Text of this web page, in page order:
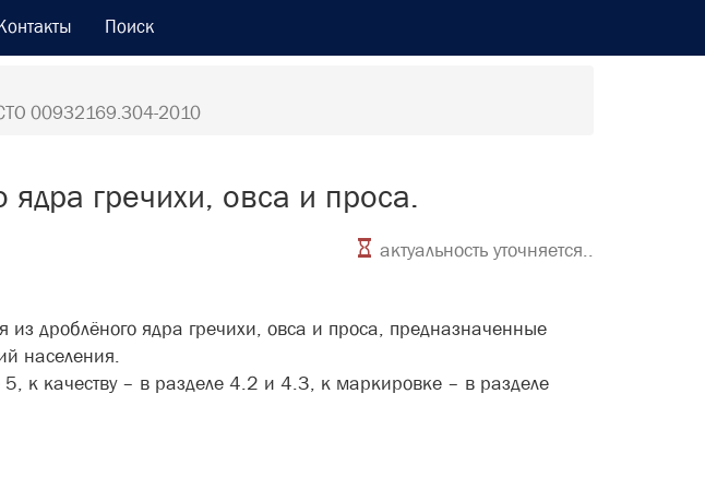
Поиск
CTO 00932169.304-2010
ядра гречихи, овса и проса.
актуальность уточняется..
из дроблёного ядра гречихи, овса и проса, предназначенные
населения.
к качеству – в разделе 4.2 и 4.3, к маркировке – в разделе